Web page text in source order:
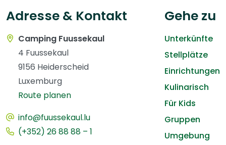
Adresse & Kontakt
Camping Fuussekaul
4 Fuussekaul
9156 Heiderscheid
Luxemburg
Route planen
info@fuussekaul.lu
(+352) 26 88 88 – 1
Gehe zu
Unterkünfte
Stellplätze
Einrichtungen
Kulinarisch
Für Kids
Gruppen
Umgebung